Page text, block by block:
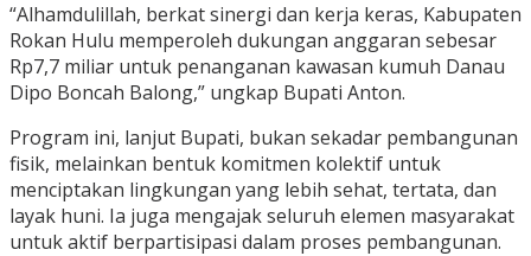
“Alhamdulillah, berkat sinergi dan kerja keras, Kabupaten
Rokan Hulu memperoleh dukungan anggaran sebesar
Rp7,7 miliar untuk penanganan kawasan kumuh Danau
Dipo Boncah Balong,” ungkap Bupati Anton.
Program ini, lanjut Bupati, bukan sekadar pembangunan
fisik, melainkan bentuk komitmen kolektif untuk
menciptakan lingkungan yang lebih sehat, tertata, dan
layak huni. Ia juga mengajak seluruh elemen masyarakat
untuk aktif berpartisipasi dalam proses pembangunan.